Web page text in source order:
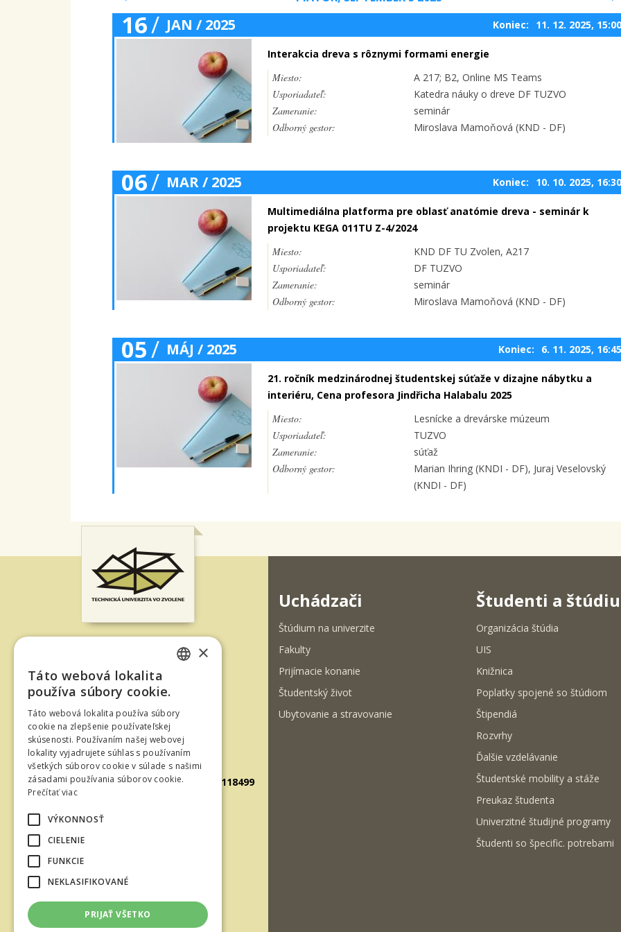
16/ JAN / 2025 Koniec: 11. 12. 2025, 15:00
Interakcia dreva s rôznymi formami energie
Miesto:
A 217; B2, Online MS Teams
Usporiadateľ:
Katedra náuky o dreve DF TUZVO
Zameranie:
seminár
Odborný gestor:
Miroslava Mamoňová (KND - DF)
06/ MAR / 2025 Koniec: 10. 10. 2025, 16:30
Multimediálna platforma pre oblasť anatómie dreva - seminár k
projektu KEGA 011TU Z-4/2024
Miesto:
KND DF TU Zvolen, A217
Usporiadateľ:
DF TUZVO
Zameranie:
seminár
Odborný gestor:
Miroslava Mamoňová (KND - DF)
05/ MÁJ / 2025 Koniec: 6. 11. 2025, 16:45
21. ročník medzinárodnej študentskej súťaže v dizajne nábytku a
interiéru, Cena profesora Jindřicha Halabalu 2025
Miesto:
Lesnícke a drevárske múzeum
Usporiadateľ:
TUZVO
Zameranie:
súťaž
Odborný gestor:
Marian Ihring (KNDI - DF), Juraj Veselovský
(KNDI - DF)
960 01 Zvolen
Slovenská republika
Tel.: +421-45-520 61 11
Fax: +421-45-533 00 27
E-mail: info@tuzvo.sk
GPS súradnice: 48.572024,19.118499
IČO: 00397440
DIČ: 2020474808
IČ DPH: SK2020474808
E-mail: podatelna@tuzvo.sk
Uchádzači
Štúdium na univerzite
Fakulty
Prijímacie konanie
Študentský život
Ubytovanie a stravovanie
Študenti a
Organizácia štúdia
UIS
Knižnica
Poplatky spojené so štúdiom
Štipendiá
Rozvrhy
Ďalšie vzdelávanie
Študentské mobility a stáže
Preukaz študenta
Univerzitné študijné programy
Študenti so špecific. potrebami
×
Táto webová lokalita
používa súbory cookie.
Táto webová lokalita používa súbory
cookie na zlepšenie používateľskej
skúsenosti. Používaním našej webovej
lokality vyjadrujete súhlas s používaním
všetkých súborov cookie v súlade s našimi
zásadami používania súborov cookie.
Prečítať viac
VÝKONNOSŤ
CIELENIE
FUNKCIE
NEKLASIFIKOVANÉ
PRIJAŤ VŠETKO